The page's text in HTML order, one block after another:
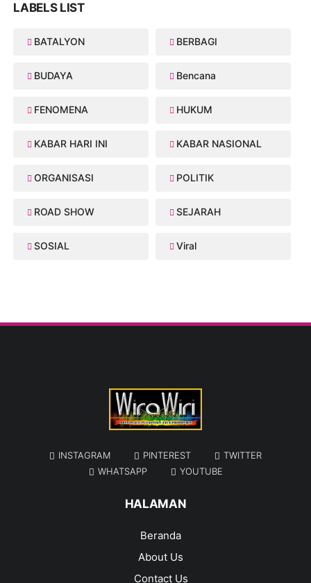
LABELS LIST
BATALYON BERBAGI
BUDAYA Bencana
FENOMENA HUKUM
KABAR HARI INI KABAR NASIONAL
ORGANISASI POLITIK
ROAD SHOW SEJARAH
SOSIAL Viral
INSTAGRAM PINTEREST
TWITTER
WHATSAPP
YOUTUBE
HALAMAN
Beranda
About Us
Contact Us